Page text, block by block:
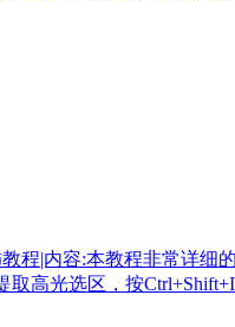
程|内容:本教程非常详细
高光选区，按